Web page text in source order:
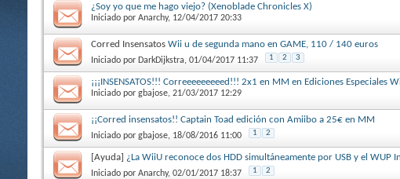
¿Soy yo que me hago viejo? (Xenoblade Chronicles X)
Iniciado por Anarchy, 12/04/2017 20:33
Corred Insensatos Wii u de segunda mano en GAME, 110 / 140 euros
Iniciado por DarkDijkstra, 01/04/2017 11:37 1 2 3
¡¡¡INSENSATOS!!! Correeeeeeeeed!!! 2x1 en MM en Ediciones Especiales
Iniciado por gbajose, 21/03/2017 12:29
¡¡Corred insensatos!! Captain Toad edición con Amiibo a 25€ en MM
Iniciado por gbajose, 18/08/2016 11:00 1 2
[Ayuda] ¿La WiiU reconoce dos HDD simultáneamente por USB y el WUP
Iniciado por Anarchy, 02/01/2017 18:37 1 2